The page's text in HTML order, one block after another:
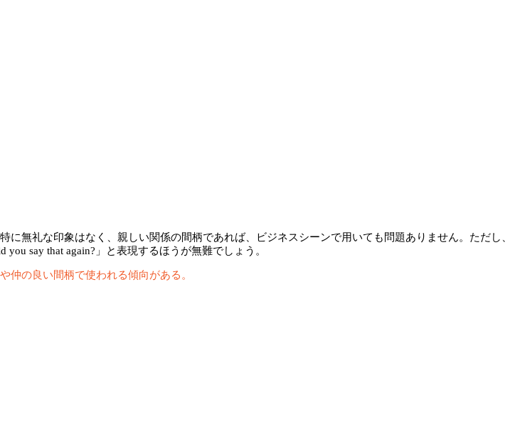
無礼な印象はなく、親しい関係の間柄であれば、ビジネスシーンで用いても問題ありません。ただし、
say that again?」と表現するほうが無難でしょう。
仲の良い間柄で使われる傾向がある。